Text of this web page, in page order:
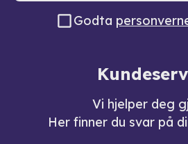
Godta
Vi hjelper deg
Her finner du svar på